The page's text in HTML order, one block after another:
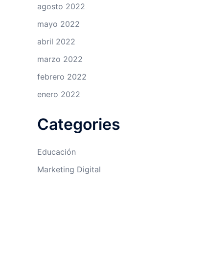
agosto 2022
mayo 2022
abril 2022
marzo 2022
febrero 2022
enero 2022
Categories
Educación
Marketing Digital